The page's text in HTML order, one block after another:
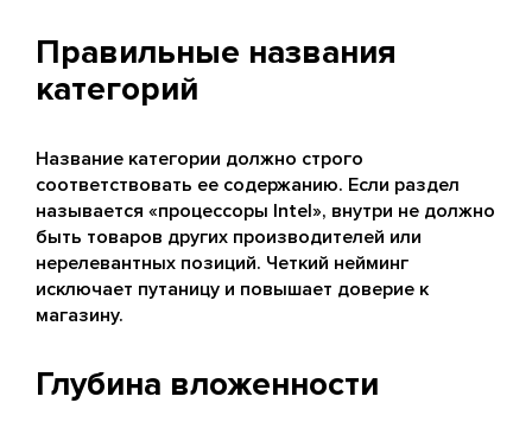
Правильные названия
категорий
Название категории должно строго
соответствовать ее содержанию. Если раздел
называется «процессоры Intel», внутри не должно
быть товаров других производителей или
нерелевантных позиций. Четкий нейминг
исключает путаницу и повышает доверие к
магазину.
Глубина вложенности